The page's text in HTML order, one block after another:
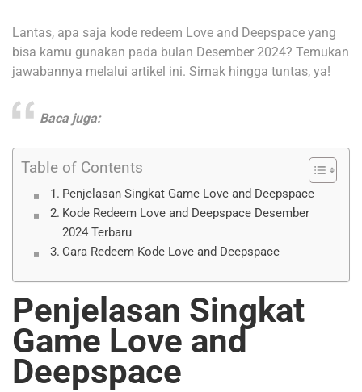
Lantas, apa saja kode redeem Love and Deepspace yang
bisa kamu gunakan pada bulan Desember 2024? Temukan
jawabannya melalui artikel ini. Simak hingga tuntas, ya!
Baca juga:
Table of Contents
Penjelasan Singkat Game Love and Deepspace
Kode Redeem Love and Deepspace Desember
2024 Terbaru
Cara Redeem Kode Love and Deepspace
Penjelasan Singkat
Game Love and
Deepspace